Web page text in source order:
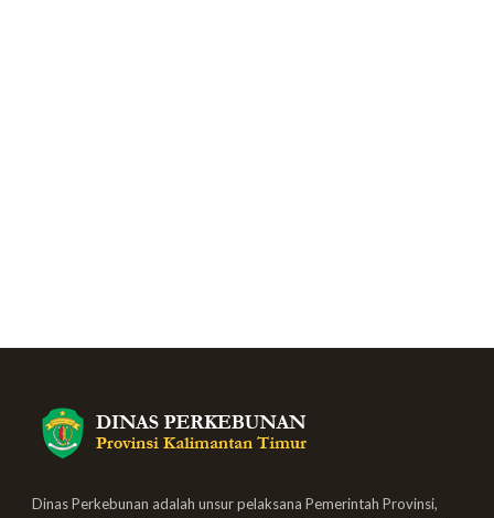
Dinas Perkebunan adalah unsur pelaksana Pemerintah Provinsi,